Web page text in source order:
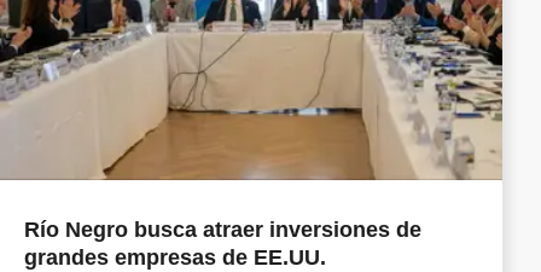
Río Negro busca atraer inversiones de
grandes empresas de EE.UU.